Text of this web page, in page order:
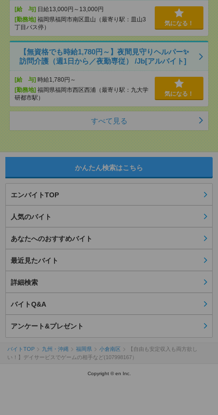
[給 与] 日給13,000円～13,000円
[勤務地] 福岡県福岡市南区皿山（最寄り駅：皿山3
丁目バス停）
気になる！
【無資格でも時給1,780円～】夜間見守りヘルパー✨
訪問介護（週1日から／夜勤専従） /Jb[アルバイト]
[給 与] 時給1,780円～
[勤務地] 福岡県福岡市西区西浦（最寄り駅：九大学
研都市駅）
気になる！
すべて見る
かんたん検索はこちら
エンバイトTOP
人気のバイト
あなたへのおすすめバイト
最近見たバイト
詳細検索
バイトQ&A
アンケート&プレゼント
バイトTOP 九州・沖縄 福岡県 小倉南区
【自由も安定収入も両方欲し
い！】デイサービスでゲームの相手など(107998167）
Copyright © en Inc.